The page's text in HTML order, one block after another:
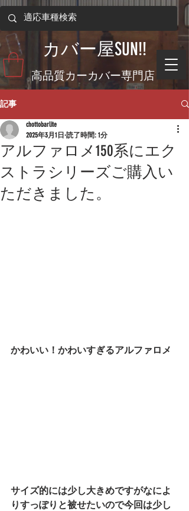
​高品質カーカバー専門店
​カバー屋SUN!!
記事
アルファロメ150系にエク
ストラシリーズご購入い
ただきました。
chottobarlite
2025年3月1日 読了時間: 1分
かわいい！かわいすぎるアルファロメ
サイズ的には少し大きめですがなによ
りすっぽりと被せたいので今回は少し